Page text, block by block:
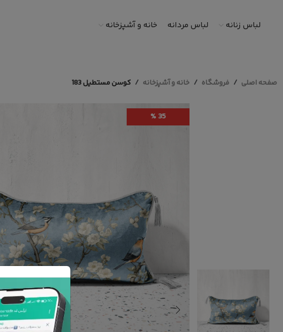
لباس زنانه لباس مردانه خانه و آشپزخانه
صفحه اصلی فروشگاه خانه و آشپزخانه کوسن مستطیل 183
35 %